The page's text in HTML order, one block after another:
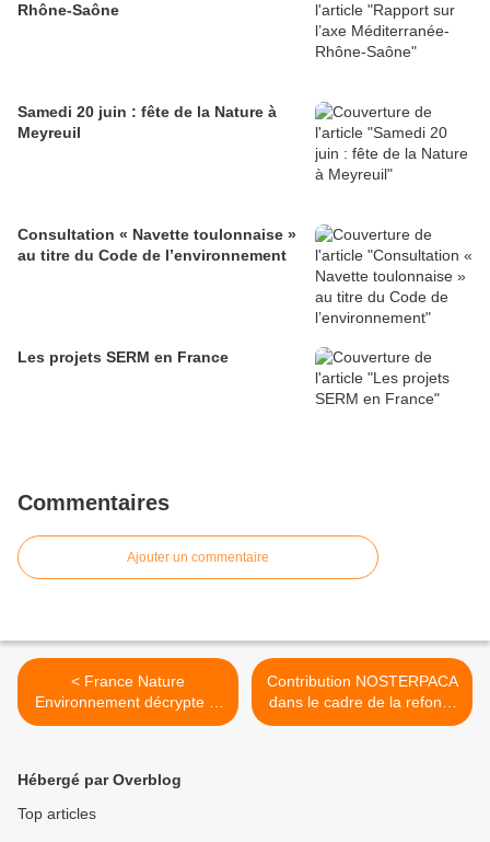
Rhône-Saône
Samedi 20 juin : fête de la Nature à
Meyreuil
Consultation « Navette toulonnaise »
au titre du Code de l’environnement
Les projets SERM en France
Commentaires
Ajouter un commentaire
< France Nature
Environnement décrypte le
rapport du Comité
Contribution NOSTERPACA
dans le cadre de la refonte
des lignes de bus RTM >
Hébergé par Overblog
Top articles